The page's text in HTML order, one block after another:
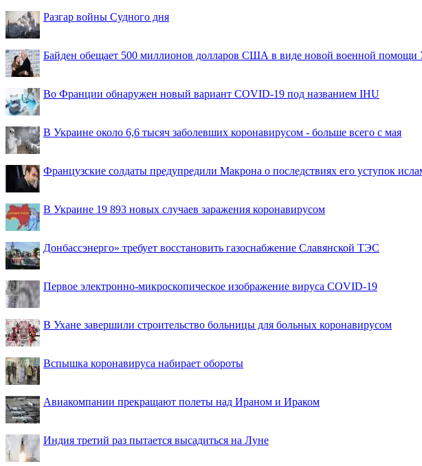
Разгар войны Судного дня
Байден обещает 500 миллионов долларов США в виде новой военной помощи
Во Франции обнаружен новый вариант COVID-19 под названием IHU
В Украине около 6,6 тысяч заболевших коронавирусом - больше всего с мая
Французские солдаты предупредили Макрона о последствиях его уступок
В Украине 19 893 новых случаев заражения коронавирусом
Донбассэнерго» требует восстановить газоснабжение Славянской ТЭС
Первое электронно-микроскопическое изображение вируса COVID-19
В Ухане завершили строительство больницы для больных коронавирусом
Вспышка коронавируса набирает обороты
Авиакомпании прекращают полеты над Ираном и Ираком
Индия третий раз пытается высадиться на Луне